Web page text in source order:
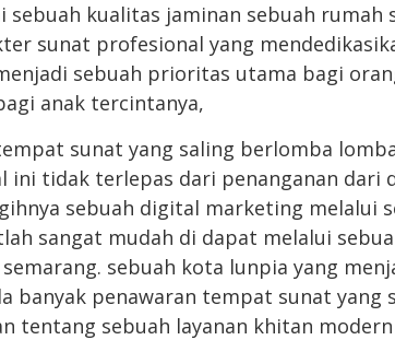
kualitas jaminan sebuah rumah
sunat profesional yang
sebuah prioritas utama bagi
anak tercintanya,
sunat yang saling berlomba
ini tidak terlepas dari penanganan dari
sebuah digital marketing melalui
sangat mudah di dapat melalui
sebuah kota lunpia yang
banyak penawaran tempat sunat yang
tentang sebuah layanan khitan